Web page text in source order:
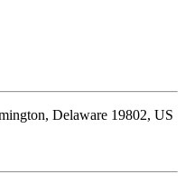
Delaware 19802, US